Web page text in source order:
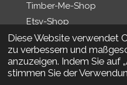
Diese Website verwendet
zu verbessern und
anzuzeigen. Indem Sie auf
stimmen Sie der
Timber-Me-Shop
Etsy-Shop
© 2026 Timber Me –